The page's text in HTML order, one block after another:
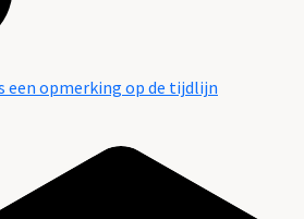
een opmerking op de tijdlijn